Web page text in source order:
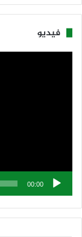
فيديو
00:00